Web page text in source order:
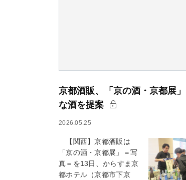
京都酒販、「京の酒・京都展
な酒を提案
2026.05.25
【関西】京都酒販は
「京の酒・京都展」＝写
真＝を13日、からすま京
都ホテル（京都市下京